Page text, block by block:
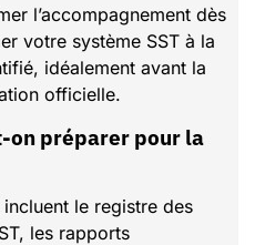
l’accompagnement dès
votre système SST à la
idéalement avant la
officielle.
le registre des
les rapports